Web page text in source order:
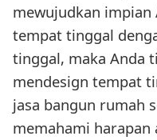
mewujudkan impian
tempat tinggal
tinggal, maka Anda
mendesign tempat
jasa bangun rumah
memahami harapan